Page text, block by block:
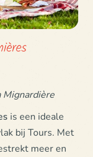
Mignardière
is een ideale
bij Tours. Met
meer en